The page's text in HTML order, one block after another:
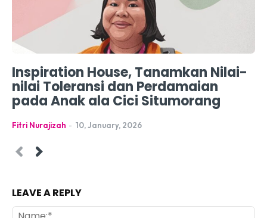
Inspiration House, Tanamkan Nilai-
nilai Toleransi dan Perdamaian
pada Anak ala Cici Situmorang
Fitri Nurajizah - 10, January, 2026
LEAVE A REPLY